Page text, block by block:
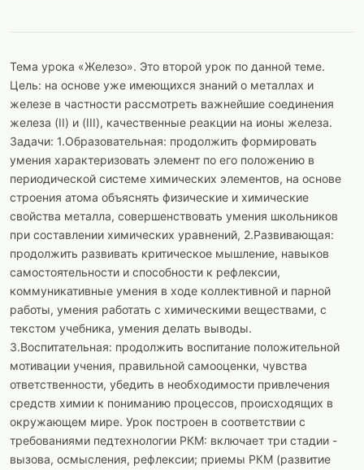
Тема урока «Железо». Это второй урок по данной теме.
Цель: на основе уже имеющихся знаний о металлах и
железе в частности рассмотреть важнейшие соединения
железа (II) и (III), качественные реакции на ионы железа.
Задачи: 1.Образовательная: продолжить формировать
умения характеризовать элемент по его положению в
периодической системе химических элементов, на основе
строения атома объяснять физические и химические
свойства металла, совершенствовать умения школьников
при составлении химических уравнений, 2.Развивающая:
продолжить развивать критическое мышление, навыков
самостоятельности и способности к рефлексии,
коммуникативные умения в ходе коллективной и парной
работы, умения работать с химическими веществами, с
текстом учебника, умения делать выводы.
3.Воспитательная: продолжить воспитание положительной
мотивации учения, правильной самооценки, чувства
ответственности, убедить в необходимости привлечения
средств химии к пониманию процессов, происходящих в
окружающем мире. Урок построен в соответствии с
требованиями педтехнологии РКМ: включает три стадии -
вызова, осмысления, рефлексии; приемы РКМ (развитие